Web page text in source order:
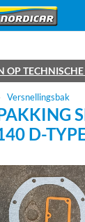
OP
Versnellingsbak
D-